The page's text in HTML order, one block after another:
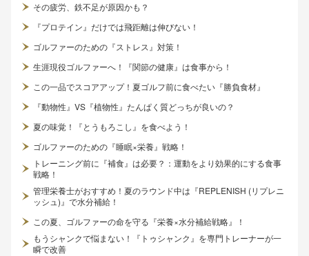
その疲労、鉄不足が原因かも？
『プロテイン』だけでは飛距離は伸びない！
ゴルファーのための『ストレス』対策！
生涯現役ゴルファーへ！『関節の健康』は食事から！
この一品でスコアアップ！夏ゴルフ前に食べたい『勝負食材』
『動物性』VS『植物性』たんぱく質どっちが良いの？
夏の味覚！『とうもろこし』を食べよう！
ゴルファーのための『睡眠×栄養』戦略！
トレーニング前に『補食』は必要？：運動をより効果的にする食事
戦略！
管理栄養士がおすすめ！夏のラウンド中は『REPLENISH (リプレニ
ッシュ)』で水分補給！
この夏、ゴルファーの命を守る『栄養×水分補給戦略』！
もうシャンクで悩まない！『トゥシャンク』を専門トレーナーが一
瞬で改善